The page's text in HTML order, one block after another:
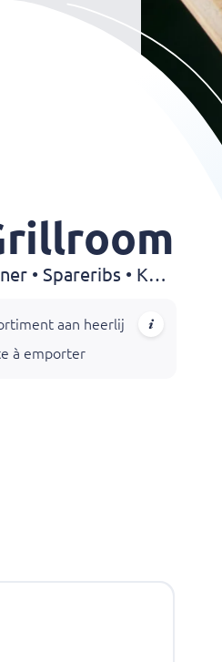
Pizza • Grillroom • Pasta • Shoarma • Döner • Spareribs • Kebab • Dürüm • Kapsalon
aan heerlijke
à emporter